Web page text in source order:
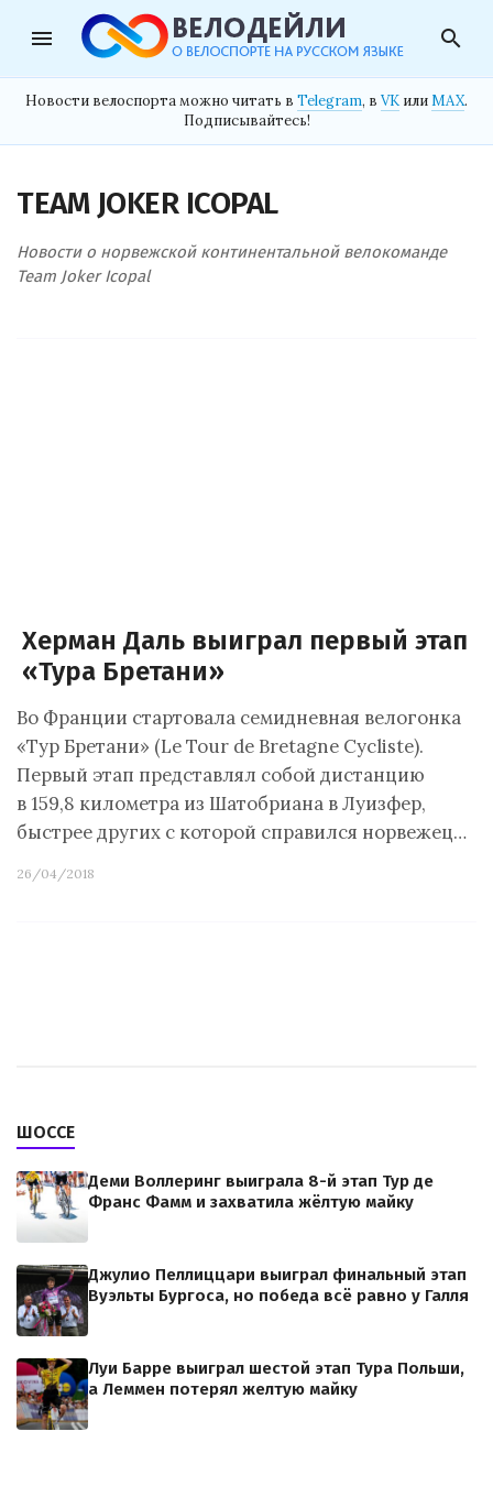
menu search
Новости велоспорта можно читать в Telegram, в VK илиMAX.
Подписывайтесь!
TEAM JOKER ICOPAL
Новости о норвежской континентальной велокоманде
Team Joker Icopal
Херман Даль выиграл первый этап
«Тура Бретани»
Во Франции стартовала семидневная велогонка
«Тур Бретани» (Le Tour de Bretagne Cycliste).
Первый этап представлял собой дистанцию
в 159,8 километра из Шатобриана в Луизфер,
быстрее других с которой справился норвежец…
26/04/2018
ШОССЕ
Деми Воллеринг выиграла 8-й этап Тур де
Франс Фамм и захватила жёлтую майку
Джулио Пеллиццари выиграл финальный этап
Вуэльты Бургоса, но победа всё равно у Галля
Луи Барре выиграл шестой этап Тура Польши,
а Леммен потерял желтую майку